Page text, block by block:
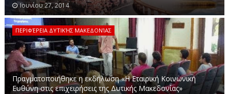
Ιουνίου 27, 2014
ΠΕΡΙΦΈΡΕΙΑ ΔΥΤΙΚΉΣ ΜΑΚΕΔΟΝΊΑΣ
Πραγματοποιήθηκε η εκδήλωση «Η Εταιρική Κοινωνική
Ευθύνη στις επιχειρήσεις της Δυτικής Μακεδονίας»